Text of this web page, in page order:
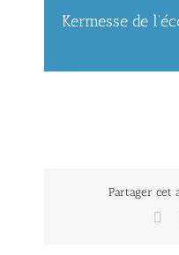
Kermesse de
Partager cet